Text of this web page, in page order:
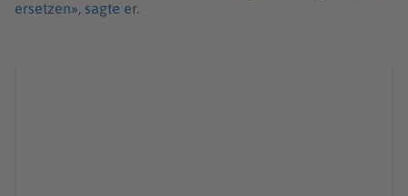
ersetzen», sagte er.